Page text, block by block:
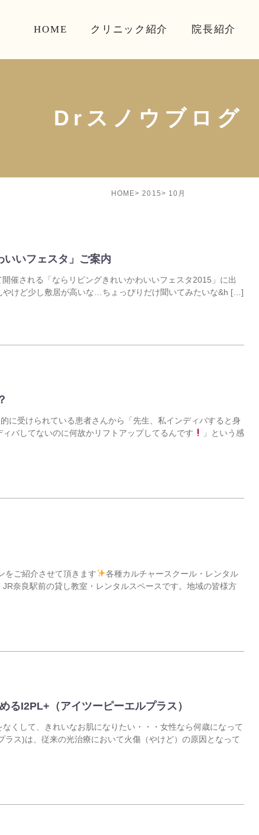
HOME クリニック紹介 院長紹介
Drスノウブログ
HOME 2015 10月
いいフェスタ」ご案内
催される「ならリビングきれいかわいいフェスタ2015」に出
やけど少し敷居が高いな…ちょっぴりだけ聞いてみたいな&h […]
に受けられている患者さんから「先生、私インディバすると身
バしてないのに何故かリフトアップしてるんです
」という感
をご紹介させて頂きます
各種カルチャースクール・レンタル
奈良駅前の貸し教室・レンタルスペースです。地域の皆様方
るI2PL+（アイツーピーエルプラス）
くして、きれいなお肌になりたい・・・女性なら何歳になって
ス)は、従来の光治療において火傷（やけど）の原因となって